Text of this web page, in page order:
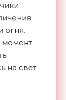
огня.
момент
на свет